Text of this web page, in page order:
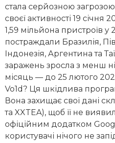
стала серйозною
своєї активності 19 січня
1,59 мільйона пристроїв у
постраждали Бразилія,
Індонезія, Аргентина та
заражень зросла з менш
місяць — до 25 лютого
Vo1d? Ця шкідлива
Вона захищає свої дані
та XXTEA), щоб її не
офіційним додатком
користувачі нічого не